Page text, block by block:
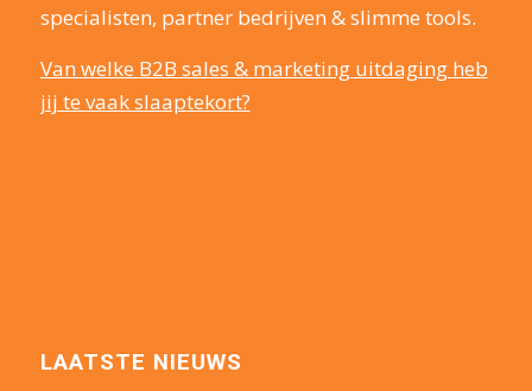
specialisten, partner bedrijven & slimme tools.
Van welke B2B sales & marketing uitdaging heb
jij te vaak slaaptekort?
LAATSTE NIEUWS